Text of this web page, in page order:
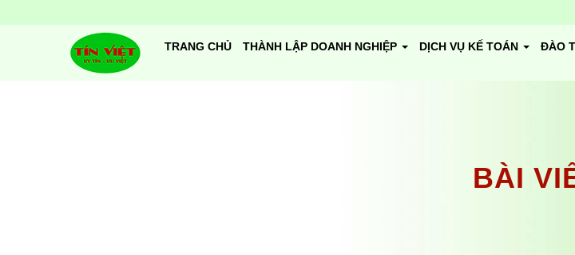
TRANG CHỦ THÀNH LẬP DOANH NGHIỆP DỊCH VỤ KẾ TOÁN ĐÀO
BÀI